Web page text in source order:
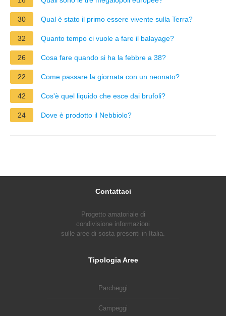
30 Qual è stato il primo essere vivente sulla Terra?
32 Quanto tempo ci vuole a fare il balayage?
26 Cosa fare quando si ha la febbre a 38?
22 Come passare la giornata con un neonato?
42 Cos'è quel liquido che esce dai brufoli?
24 Dove è prodotto il Nebbiolo?
Contattaci
Progetto amatoriale di
condivisione informazioni
sulle aree di sosta presenti in Italia.
Tipologia Aree
Parcheggi
Campeggi